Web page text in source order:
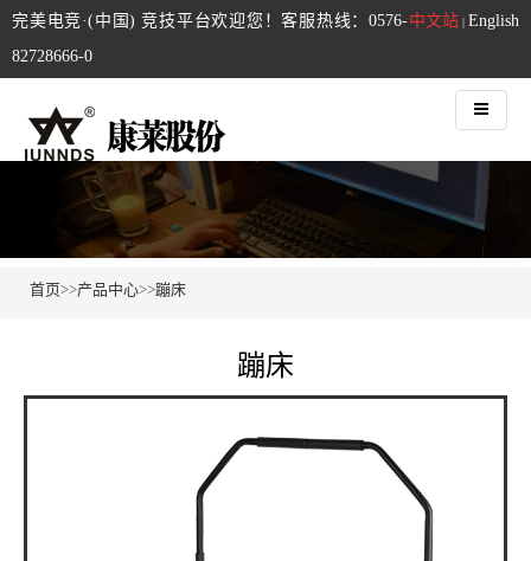
中文站 | English
完美电竞·(中国) 竞技平台欢迎您！客服热线：0576-
82728666-0
首页>>产品中心>>蹦床
蹦床